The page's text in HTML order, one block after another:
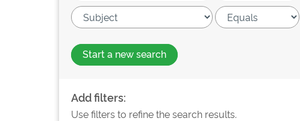
Start a new search
Add filters:
Use filters to refine the search results.